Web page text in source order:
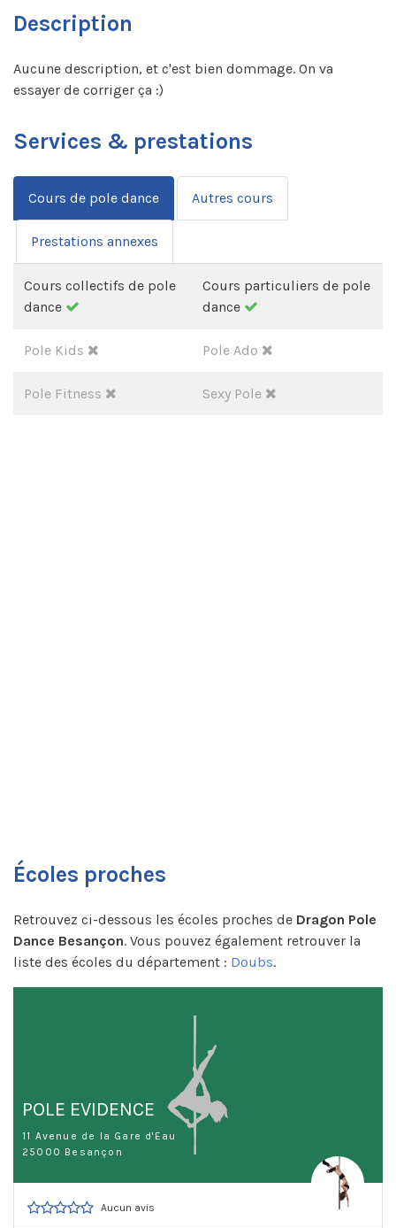
Description
Aucune description, et c'est bien dommage. On va
essayer de corriger ça :)
Services & prestations
Cours de pole dance Autres cours
Prestations annexes
Cours collectifs de pole
dance
Cours particuliers de pole
dance
Pole Kids Pole Ado
Pole Fitness Sexy Pole
Écoles proches
Retrouvez ci-dessous les écoles proches de Dragon Pole
Dance Besançon. Vous pouvez également retrouver la
liste des écoles du département : Doubs.
POLE EVIDENCE
11 Avenue de la Gare d'Eau
25000 Besançon
Aucun avis